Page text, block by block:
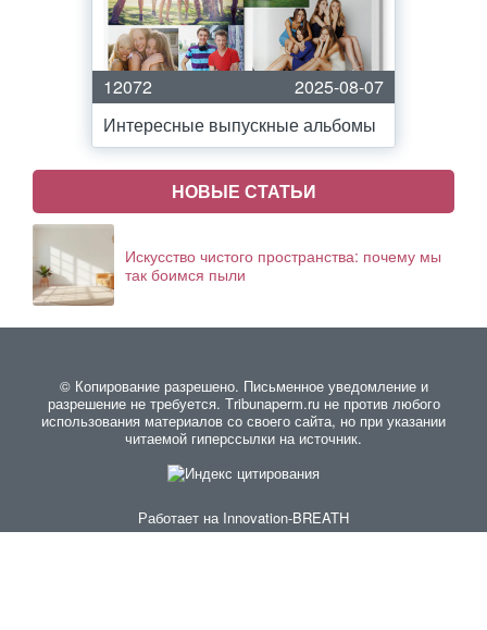
12072
2025-08-07
Интересные выпускные альбомы
НОВЫЕ СТАТЬИ
Искусство чистого пространства: почему мы
так боимся пыли
© Копирование разрешено. Письменное уведомление и
разрешение не требуется. Тribunaperm.ru не против любого
использования материалов со своего сайта, но при указании
читаемой гиперссылки на источник.
Работает на Innovation-BREATH